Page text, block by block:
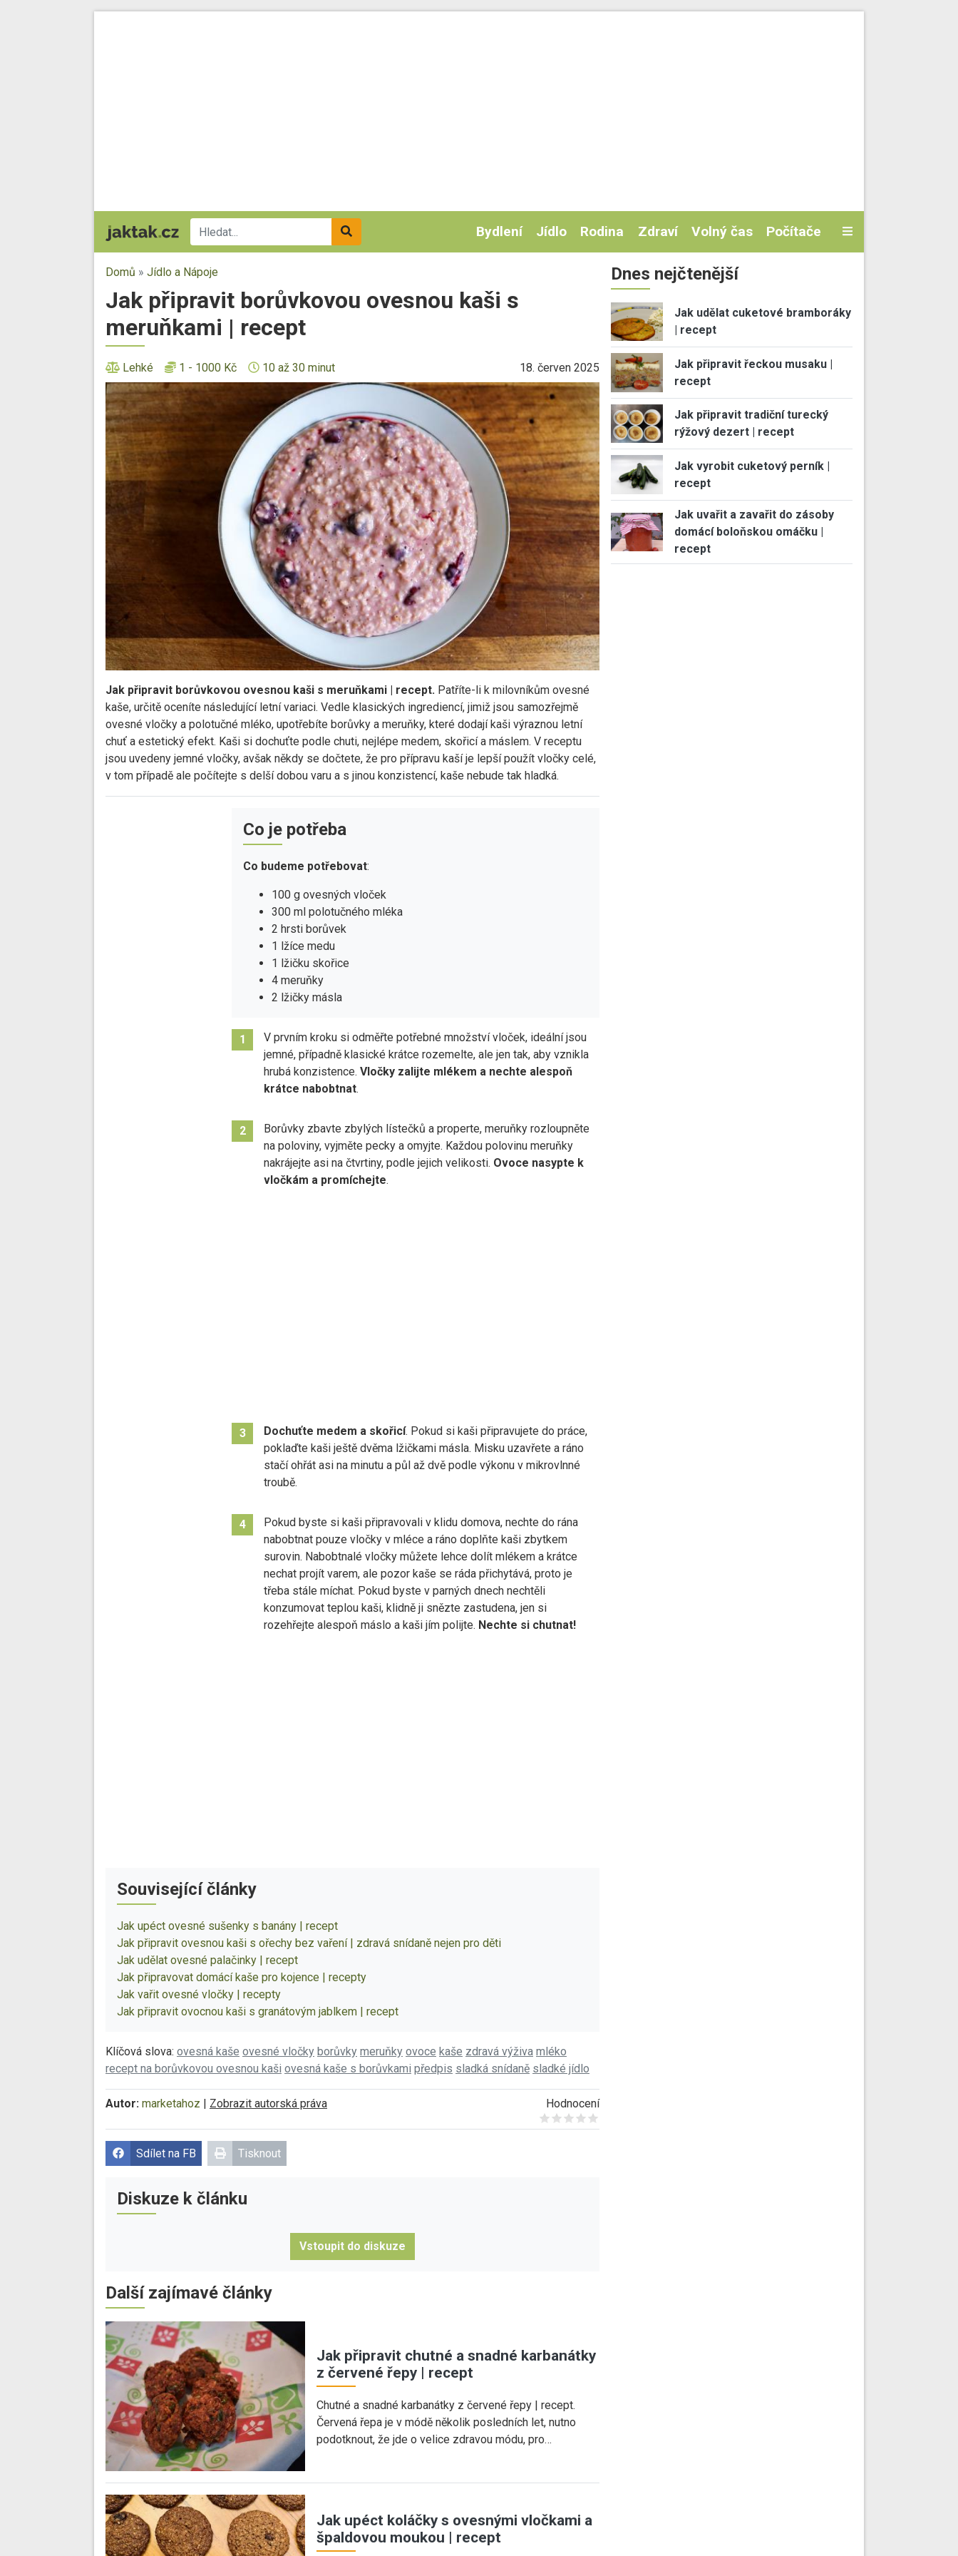
Bydlení Jídlo Rodina Zdraví Volný čas Počítače
Domů » Jídlo a Nápoje
Jak připravit borůvkovou ovesnou kaši s
meruňkami | recept
Lehké 1 - 1000 Kč 10 až 30 minut 18. červen 2025
Jak připravit borůvkovou ovesnou kaši s meruňkami | recept. Patříte-li k milovníkům ovesné
kaše, určitě oceníte následující letní variaci. Vedle klasických ingrediencí, jimiž jsou samozřejmě
ovesné vločky a polotučné mléko, upotřebíte borůvky a meruňky, které dodají kaši výraznou letní
chuť a estetický efekt. Kaši si dochuťte podle chuti, nejlépe medem, skořicí a máslem. V receptu
jsou uvedeny jemné vločky, avšak někdy se dočtete, že pro přípravu kaší je lepší použít vločky celé,
v tom případě ale počítejte s delší dobou varu a s jinou konzistencí, kaše nebude tak hladká.
Co je potřeba
Co budeme potřebovat:
100 g ovesných vloček
300 ml polotučného mléka
2 hrsti borůvek
1 lžíce medu
1 lžičku skořice
4 meruňky
2 lžičky másla
1
V prvním kroku si odměřte potřebné množství vloček, ideální jsou
jemné, případně klasické krátce rozemelte, ale jen tak, aby vznikla
hrubá konzistence. Vločky zalijte mlékem a nechte alespoň
krátce nabobtnat.
2
Borůvky zbavte zbylých lístečků a properte, meruňky rozloupněte
na poloviny, vyjměte pecky a omyjte. Každou polovinu meruňky
nakrájejte asi na čtvrtiny, podle jejich velikosti. Ovoce nasypte k
vločkám a promíchejte.
3 Dochuťte medem a skořicí. Pokud si kaši připravujete do práce,
poklaďte kaši ještě dvěma lžičkami másla. Misku uzavřete a ráno
stačí ohřát asi na minutu a půl až dvě podle výkonu v mikrovlnné
troubě.
4
Pokud byste si kaši připravovali v klidu domova, nechte do rána
nabobtnat pouze vločky v mléce a ráno doplňte kaši zbytkem
surovin. Nabobtnalé vločky můžete lehce dolít mlékem a krátce
nechat projít varem, ale pozor kaše se ráda přichytává, proto je
třeba stále míchat. Pokud byste v parných dnech nechtěli
konzumovat teplou kaši, klidně ji snězte zastudena, jen si
rozehřejte alespoň máslo a kaši jím polijte. Nechte si chutnat!
Související články
Jak upéct ovesné sušenky s banány | recept
Jak připravit ovesnou kaši s ořechy bez vaření | zdravá snídaně nejen pro děti
Jak udělat ovesné palačinky | recept
Jak připravovat domácí kaše pro kojence | recepty
Jak vařit ovesné vločky | recepty
Jak připravit ovocnou kaši s granátovým jablkem | recept
Klíčová slova: ovesná kaše ovesné vločky borůvky meruňky ovoce kaše zdravá výživa mléko
recept na borůvkovou ovesnou kaši ovesná kaše s borůvkami předpis sladká snídaně sladké jídlo
Autor: marketahoz Zobrazit autorská práva
Hodnocení
Give it 1/5
Give it 2/5
Give it 3/5
Give it 4/5
Give it 5/5
Sdílet na FB Tisknout
Diskuze k článku
Vstoupit do diskuze
Další zajímavé články
Jak připravit chutné a snadné karbanátky
z červené řepy | recept
Chutné a snadné karbanátky z červené řepy | recept.
Červená řepa je v módě několik posledních let, nutno
podotknout, že jde o velice zdravou módu, pro…
Jak upéct koláčky s ovesnými vločkami a
špaldovou moukou | recept
Dnes nejčtenější
Jak udělat cuketové bramboráky
| recept
Jak připravit řeckou musaku |
recept
Jak připravit tradiční turecký
rýžový dezert | recept
Jak vyrobit cuketový perník |
recept
Jak uvařit a zavařit do zásoby
domácí boloňskou omáčku |
recept